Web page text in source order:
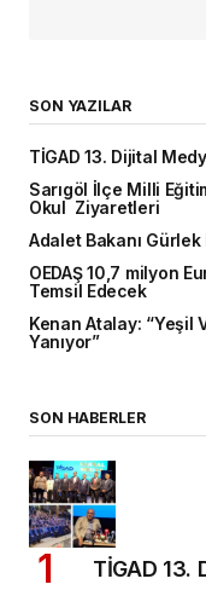
SON YAZILAR
TİGAD 13. Dijital
Sarıgöl İlçe Milli
Okul Ziyaretleri
Adalet Bakanı Gürlek
OEDAŞ 10,7 milyon
Temsil Edecek
Kenan Atalay: “Yeşil
Yanıyor”
SON HABERLER
TİGAD 13.